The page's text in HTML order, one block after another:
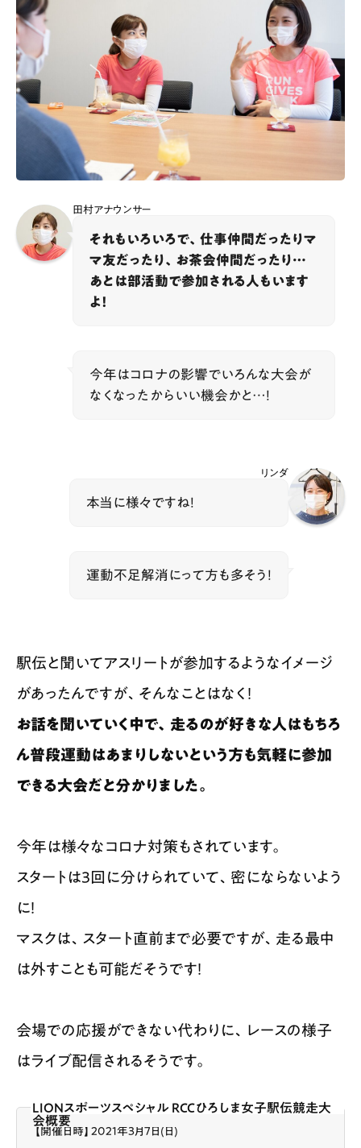
田村アナウンサー
それもいろいろで、仕事仲間だったりマ
マ友だったり、お茶会仲間だったり…
あとは部活動で参加される人もいます
よ！
今年はコロナの影響でいろんな大会が
なくなったからいい機会かと…！
リンダ
本当に様々ですね！
運動不足解消にって方も多そう！
駅伝と聞いてアスリートが参加するようなイメージ
があったんですが、そんなことはなく！
お話を聞いていく中で、走るのが好きな人はもちろ
ん普段運動はあまりしないという方も気軽に参加
できる大会だと分かりました。
今年は様々なコロナ対策もされています。
スタートは3回に分けられていて、密にならないよう
に！
マスクは、スタート直前まで必要ですが、走る最中
は外すことも可能だそうです！
会場での応援ができない代わりに、レースの様子
はライブ配信されるそうです。
LIONスポーツスペシャル RCCひろしま女子駅伝競走大
会概要
【開催日時】2021年3月7日(日)